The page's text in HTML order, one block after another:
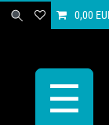
0,00
☰